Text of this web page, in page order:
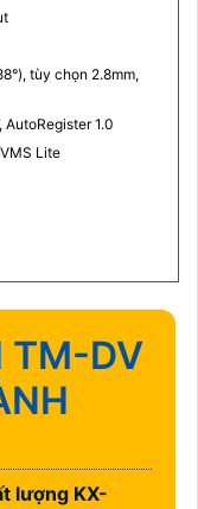
tùy chọn 2.8mm,
AutoRegister 1.0
Lite
TM-DV
lượng KX-